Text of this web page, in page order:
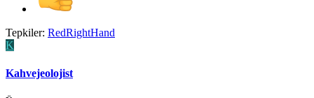
Tepkiler: RedRightHand
K
Kahvejeolojist